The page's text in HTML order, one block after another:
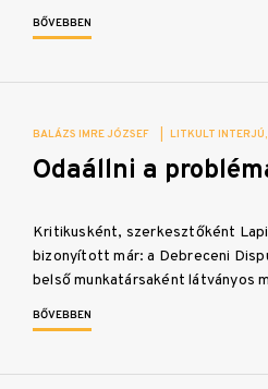
BŐVEBBEN
BALÁZS IMRE JÓZSEF LITKULT INTERJÚ
Odaállni a
Kritikusként, szerkesztőként
bizonyított már: a Debreceni
belső munkatársaként látványos
BŐVEBBEN